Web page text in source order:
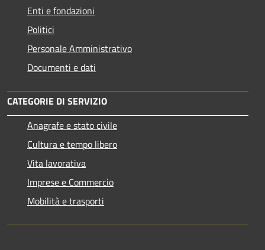
Enti e fondazioni
Politici
Personale Amministrativo
Documenti e dati
CATEGORIE DI SERVIZIO
Anagrafe e stato civile
Cultura e tempo libero
Vita lavorativa
Imprese e Commercio
Mobilità e trasporti